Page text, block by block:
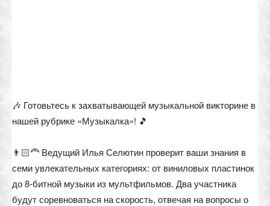
🎶 Готовьтесь к захватывающей музыкальной викторине в
нашей рубрике «Музыкалка»! 🎵
👨🏻‍🦰 Ведущий Илья Селютин проверит ваши знания в
семи увлекательных категориях: от виниловых пластинок
до 8-битной музыки из мультфильмов. Два участника
будут соревноваться на скорость, отвечая на вопросы о